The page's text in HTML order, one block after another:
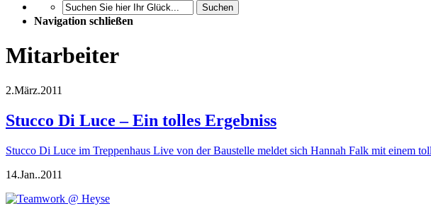
Suchen
Navigation schließen
Mitarbeiter
2.März.2011
Stucco Di Luce – Ein tolles Ergebniss
Stucco Di Luce im Treppenhaus Live von der Baustelle meldet sich Hannah Falk mit einem
14.Jan..2011